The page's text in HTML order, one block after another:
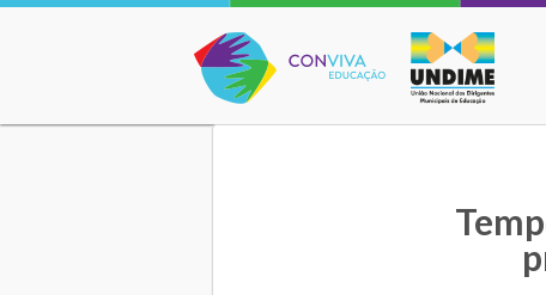
Conviva Educação